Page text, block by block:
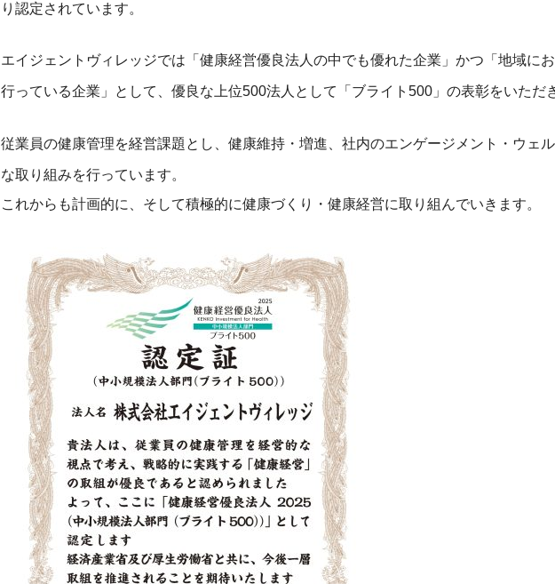
り認定されています。
エイジェントヴィレッジでは「健康経営優良法人の中でも優れた企業」かつ「地域に
行っている企業」として、優良な上位500法人として「ブライト500」の表彰をいただ
従業員の健康管理を経営課題とし、健康維持・増進、社内のエンゲージメント・ウェ
な取り組みを行っています。
これからも計画的に、そして積極的に健康づくり・健康経営に取り組んでいきます。